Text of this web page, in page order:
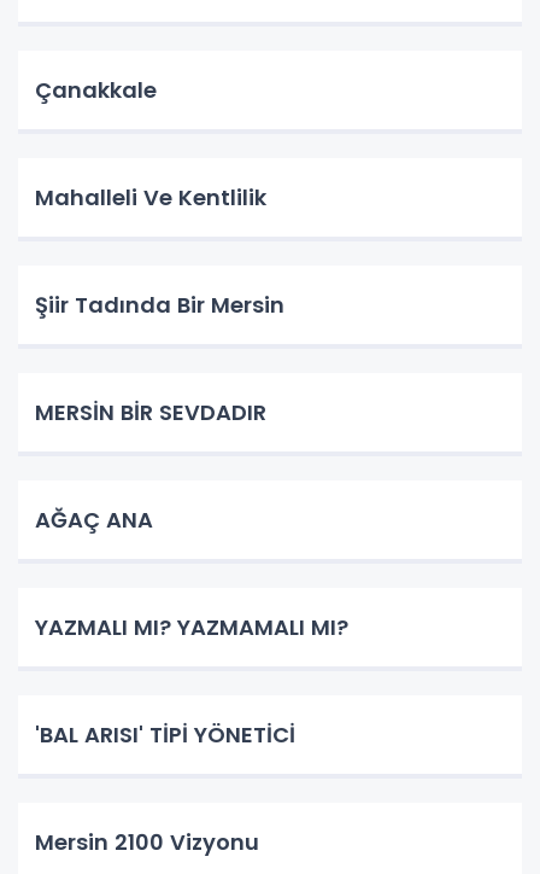
Çanakkale
Mahalleli Ve Kentlilik
Şiir Tadında Bir Mersin
MERSİN BİR SEVDADIR
AĞAÇ ANA
YAZMALI MI? YAZMAMALI MI?
'BAL ARISI' TİPİ YÖNETİCİ
Mersin 2100 Vizyonu